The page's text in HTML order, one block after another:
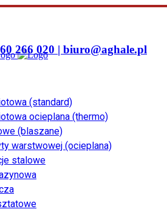
266 020 | biuro@aghale.pl
(standard)
ocieplana (thermo)
(blaszane)
warstwowej (ocieplana)
stalowe